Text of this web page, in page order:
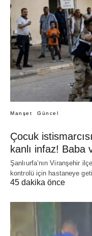
Manşet Güncel
Çocuk
kanlı infaz! Baba
Şanlıurfa’nın Viranşehir
kontrolü için hastaneye
45 dakika önce